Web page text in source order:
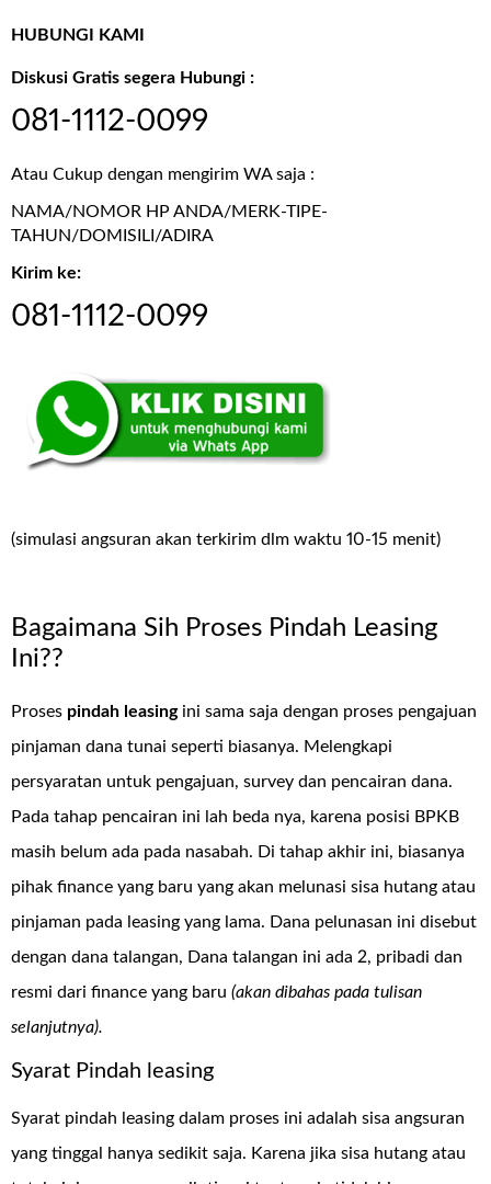
HUBUNGI KAMI
Diskusi Gratis segera Hubungi :
081-1112-0099
Atau Cukup dengan mengirim WA saja :
NAMA/NOMOR HP ANDA/MERK-TIPE-
TAHUN/DOMISILI/ADIRA
Kirim ke:
081-1112-0099
(simulasi angsuran akan terkirim dlm waktu 10-15 menit)
Bagaimana Sih Proses Pindah Leasing
Ini??
Proses pindah leasingini sama saja dengan proses pengajuan
pinjaman dana tunai seperti biasanya. Melengkapi
persyaratan untuk pengajuan, survey dan pencairan dana.
Pada tahap pencairan ini lah beda nya, karena posisi BPKB
masih belum ada pada nasabah. Di tahap akhir ini, biasanya
pihak finance yang baru yang akan melunasi sisa hutang atau
pinjaman pada leasing yang lama. Dana pelunasan ini disebut
dengan dana talangan, Dana talangan ini ada 2, pribadi dan
resmi dari finance yang baru (akan dibahas pada tulisan
selanjutnya).
Syarat Pindah leasing
Syarat pindah leasing dalam proses ini adalah sisa angsuran
yang tinggal hanya sedikit saja. Karena jika sisa hutang atau